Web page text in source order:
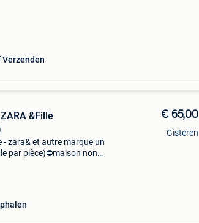
&Fille
- zara& et autre marque un
par pièce)⛔️maison non
€ 65,00
Gisteren